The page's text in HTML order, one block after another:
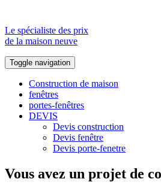
Le spécialiste des prix
de la maison neuve
Toggle navigation
Construction de maison
fenêtres
portes-fenêtres
DEVIS
Devis construction
Devis fenêtre
Devis porte-fenetre
Vous avez un projet de